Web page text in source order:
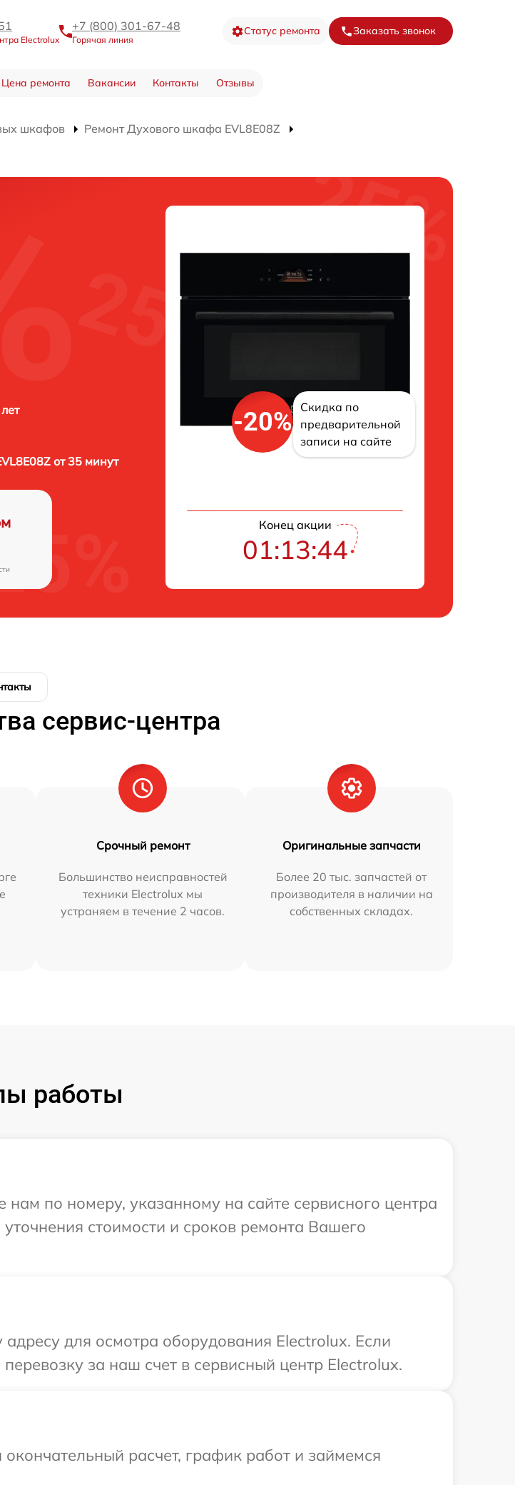
Electrolux
+7 (800) 301-67-48
Горячая линия
Статус ремонта Заказать звонок
Цена ремонта Вакансии Контакты Отзывы
шкафов
Ремонт Духового шкафа EVL8E08Z
от 35 минут
-20%
Скидка по
предварительной
записи на сайте
Конец акции
01:13:43
сервис-центра
Срочный ремонт
Большинство неисправностей
техники Electrolux мы
устраняем в течение 2 часов.
Оригинальные запчасти
Более 20 тыс. запчастей от
производителя в наличии на
собственных складах.
работы
по номеру, указанному на сайте сервисного центра
стоимости и сроков ремонта Вашего
для осмотра оборудования Electrolux. Если
за наш счет в сервисный центр Electrolux.
расчет, график работ и займемся